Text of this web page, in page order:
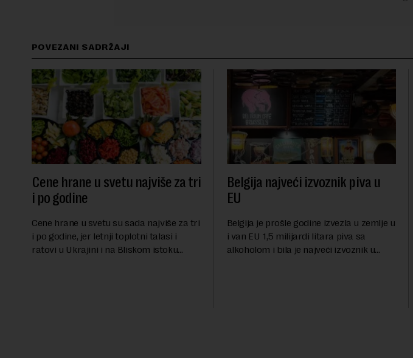
POVEZANI SADRŽAJI
Cene hrane u svetu najviše za tri
i po godine
Cene hrane u svetu su sada najviše za tri
i po godine, jer letnji toplotni talasi i
ratovi u Ukrajini i na Bliskom istoku
Belgija najveći izvoznik piva u
EU
Belgija je prošle godine izvezla u zemlje u
i van EU 1,5 milijardi litara piva sa
alkoholom i bila je najveći izvoznik u